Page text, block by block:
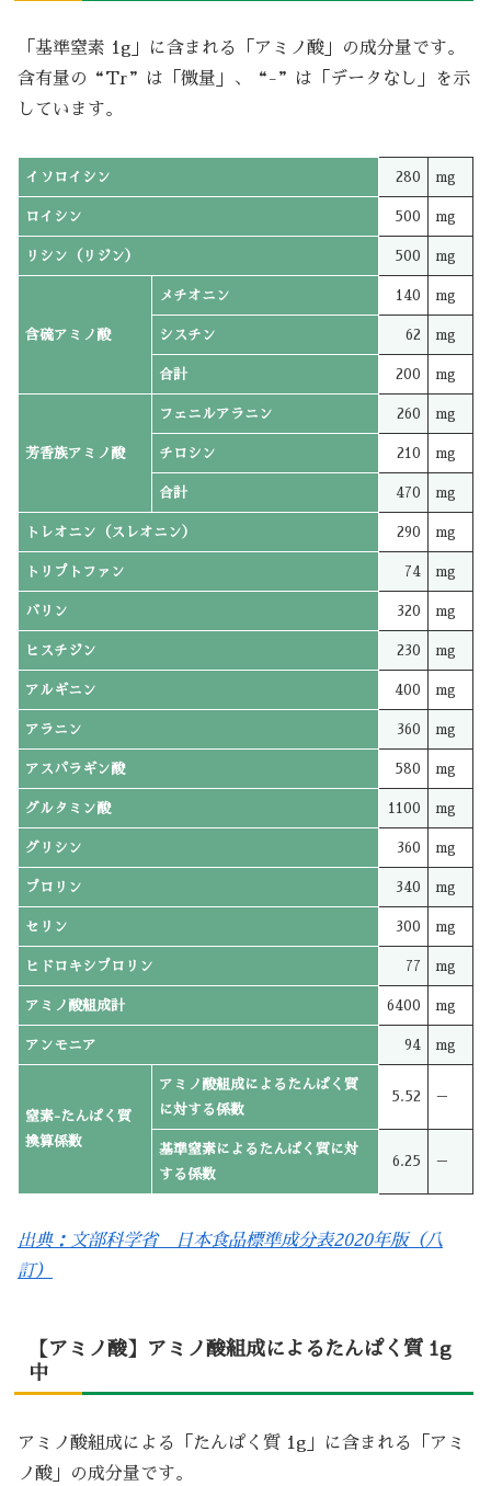
「基準窒素 1g」に含まれる「アミノ酸」の成分量です。
含有量の“Tr”は「微量」、“-”は「データなし」を示
しています。
イソロイシン 280 mg
ロイシン 500 mg
リシン（リジン） 500 mg
含硫アミノ酸
メチオニン 140 mg
シスチン 62 mg
合計 200 mg
芳香族アミノ酸
フェニルアラニン 260 mg
チロシン 210 mg
合計 470 mg
トレオニン（スレオニン） 290 mg
トリプトファン 74 mg
バリン 320 mg
ヒスチジン 230 mg
アルギニン 400 mg
アラニン 360 mg
アスパラギン酸 580 mg
グルタミン酸 1100 mg
グリシン 360 mg
プロリン 340 mg
セリン 300 mg
ヒドロキシプロリン 77 mg
アミノ酸組成計 6400 mg
アンモニア 94 mg
窒素-たんぱく質
換算係数
アミノ酸組成によるたんぱく質
に対する係数
5.52 －
基準窒素によるたんぱく質に対
する係数
6.25 －
出典：文部科学省 日本食品標準成分表2020年版（八
訂）
【アミノ酸】アミノ酸組成によるたんぱく質 1g
中
アミノ酸組成による「たんぱく質 1g」に含まれる「アミ
ノ酸」の成分量です。